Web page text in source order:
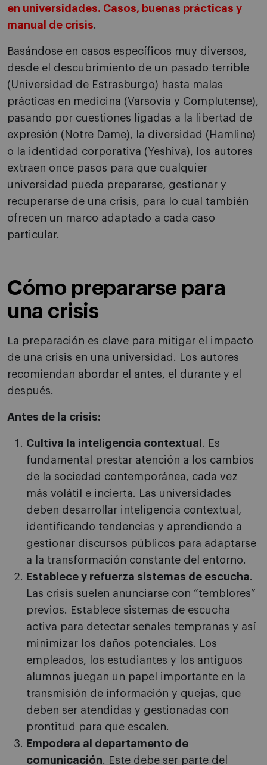
en universidades. Casos, buenas prácticas y
manual de crisis.
Basándose en casos específicos muy diversos,
desde el descubrimiento de un pasado terrible
(Universidad de Estrasburgo) hasta malas
prácticas en medicina (Varsovia y Complutense),
pasando por cuestiones ligadas a la libertad de
expresión (Notre Dame), la diversidad (Hamline)
o la identidad corporativa (Yeshiva), los autores
extraen once pasos para que cualquier
universidad pueda prepararse, gestionar y
recuperarse de una crisis, para lo cual también
ofrecen un marco adaptado a cada caso
particular.
Cómo prepararse para
una crisis
La preparación es clave para mitigar el impacto
de una crisis en una universidad. Los autores
recomiendan abordar el antes, el durante y el
después.
Antes de la crisis:
Cultiva la inteligencia contextual . Es
fundamental prestar atención a los cambios
de la sociedad contemporánea, cada vez
más volátil e incierta. Las universidades
deben desarrollar inteligencia contextual,
identificando tendencias y aprendiendo a
gestionar discursos públicos para adaptarse
a la transformación constante del entorno.
Establece y refuerza sistemas de escucha.
Las crisis suelen anunciarse con “temblores”
previos. Establece sistemas de escucha
activa para detectar señales tempranas y así
minimizar los daños potenciales. Los
empleados, los estudiantes y los antiguos
alumnos juegan un papel importante en la
transmisión de información y quejas, que
deben ser atendidas y gestionadas con
prontitud para que escalen.
Empodera al departamento de
comunicación. Este debe ser parte del